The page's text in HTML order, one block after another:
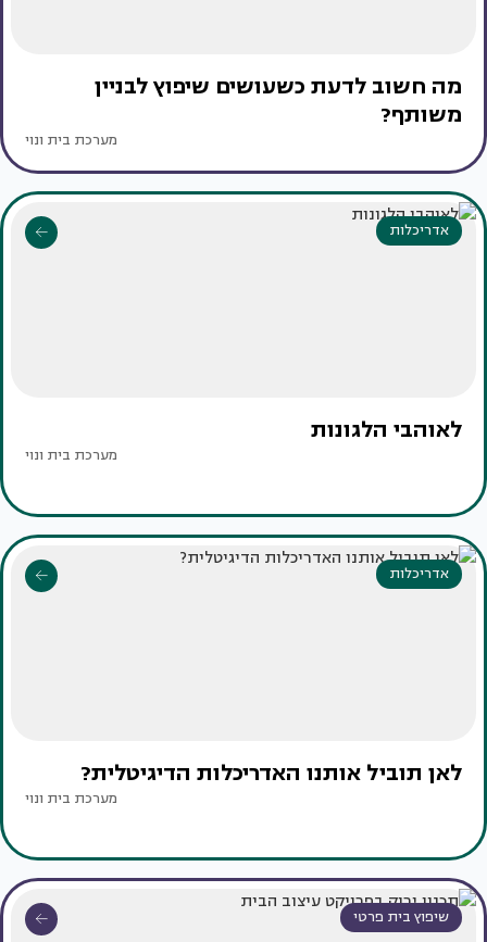
מה חשוב לדעת כשעושים שיפוץ לבניין
משותף?
מערכת בית ונוי
אדריכלות
לאוהבי הלגונות
מערכת בית ונוי
אדריכלות
לאן תוביל אותנו האדריכלות הדיגיטלית?
מערכת בית ונוי
שיפוץ בית פרטי